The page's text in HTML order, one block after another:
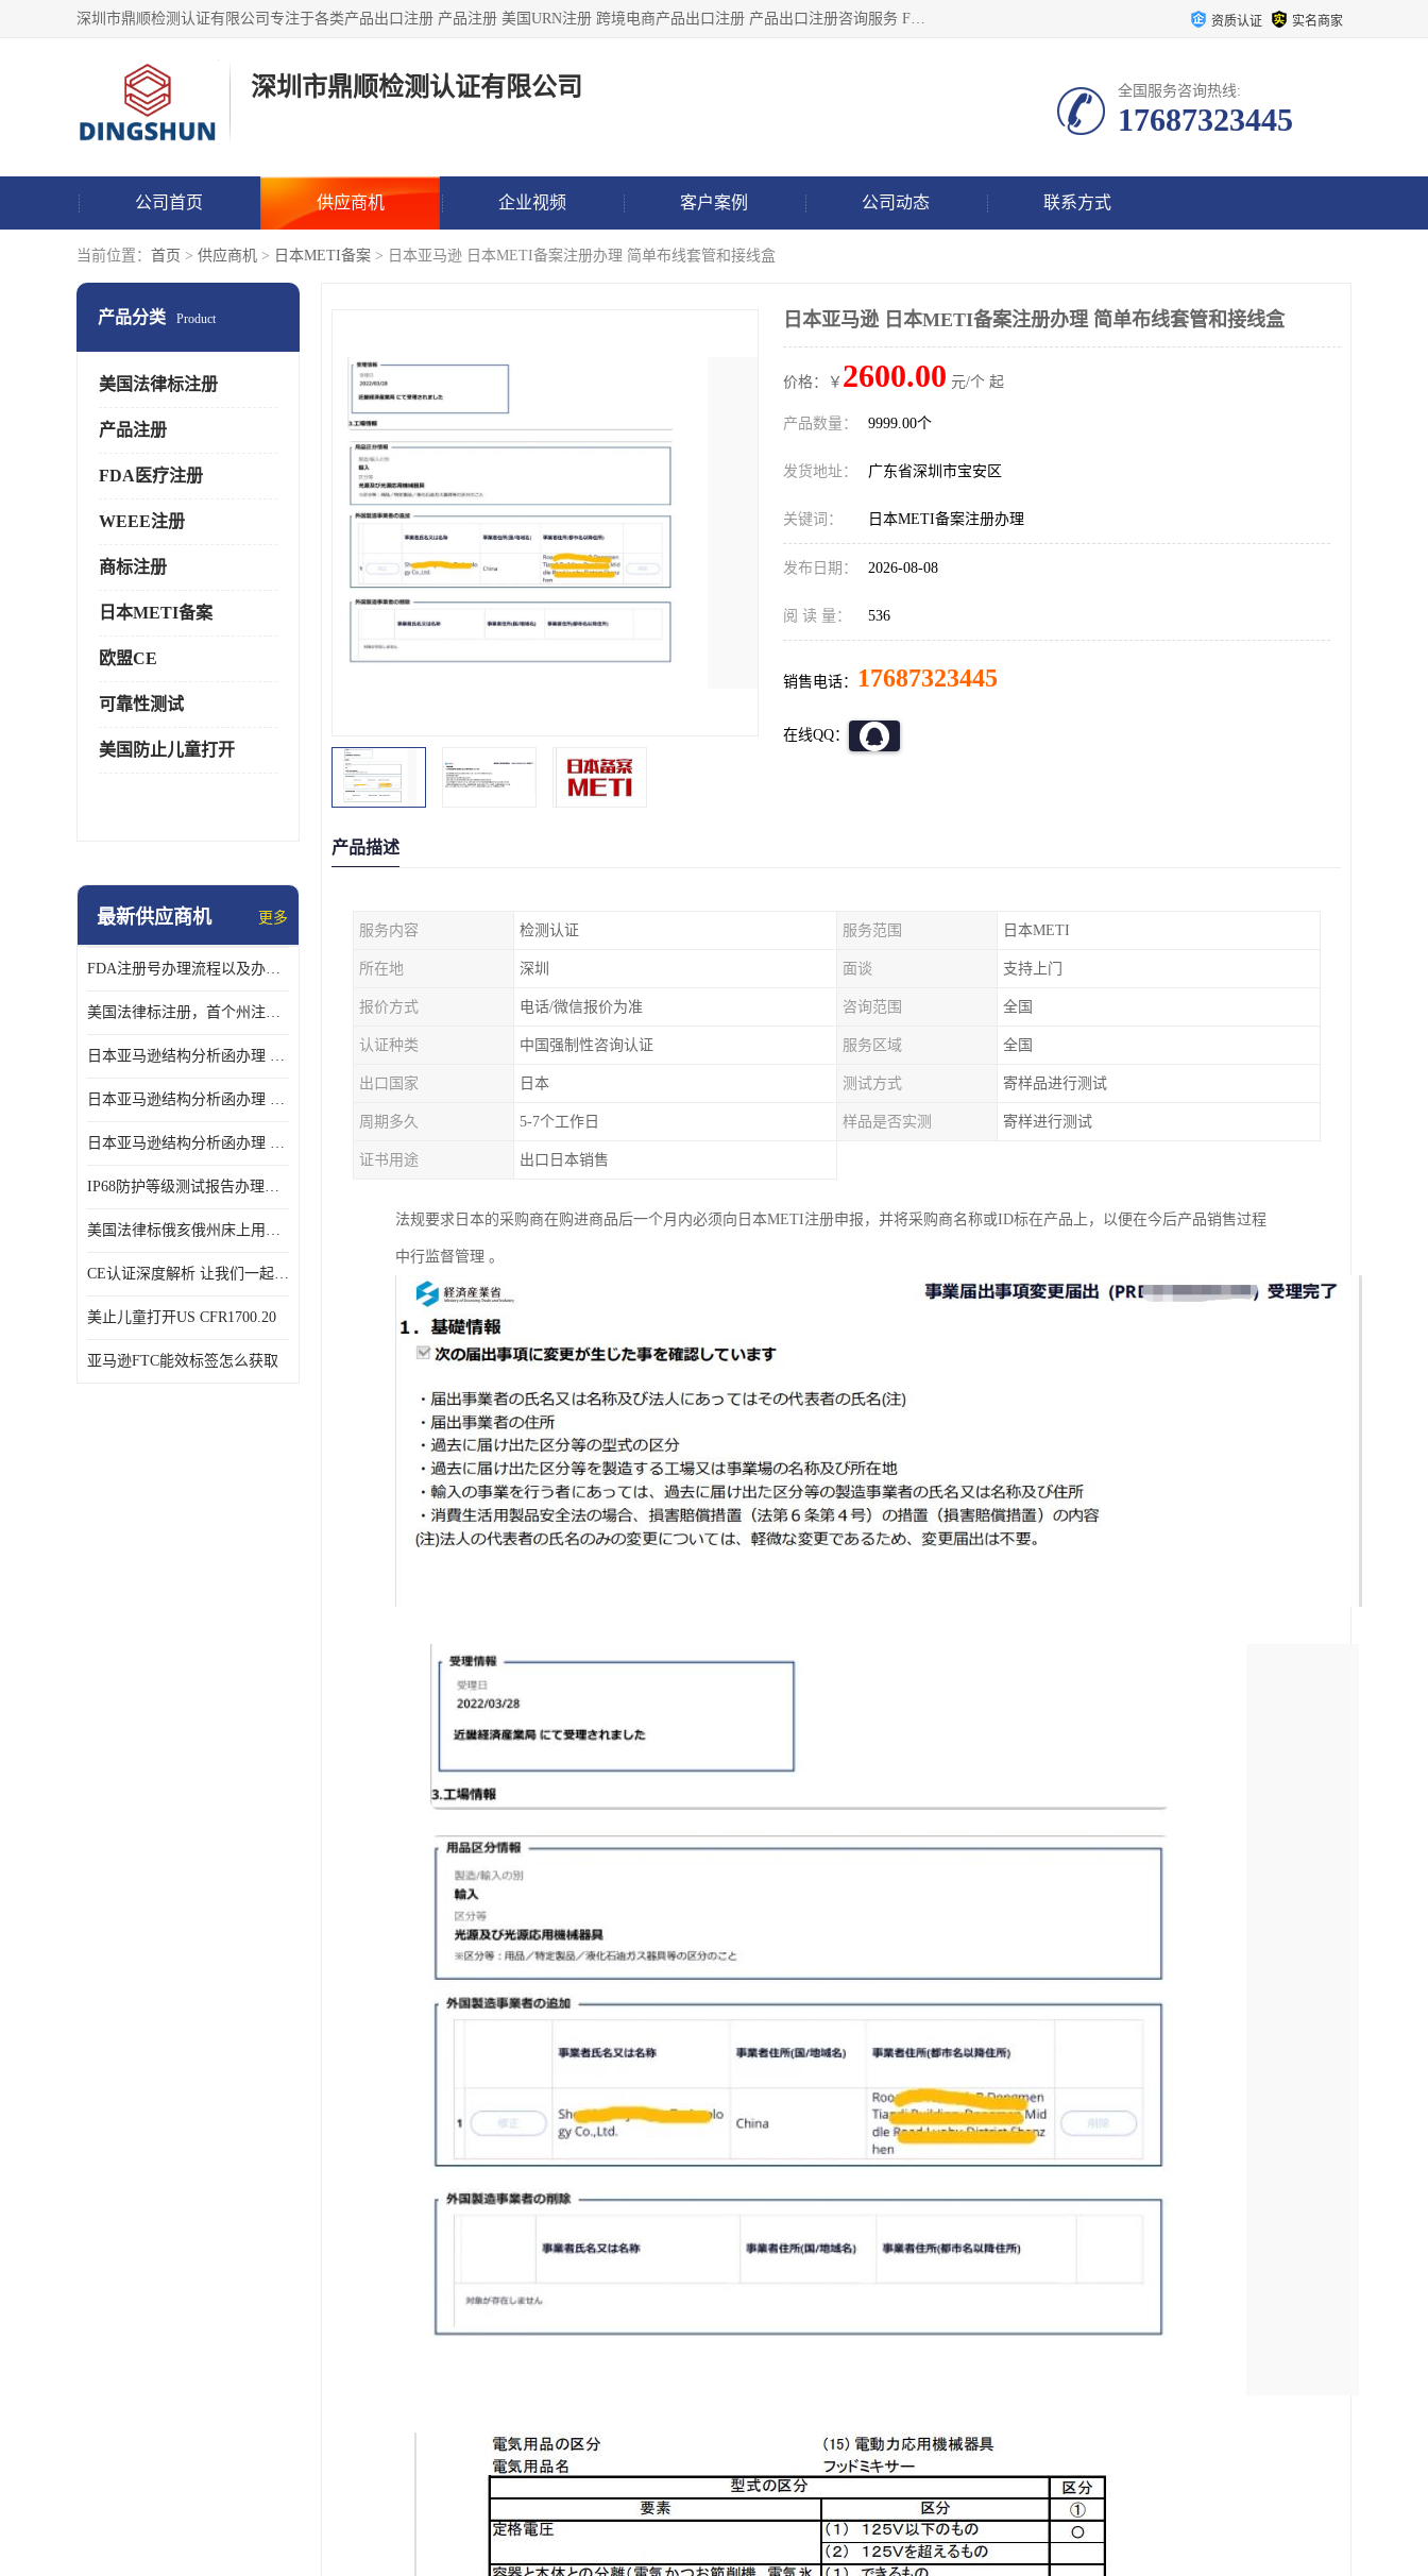
深圳市鼎顺检测认证有限公司专注于各类产品出口注册 产品注册 美国URN注册 跨境电商产品出口注册 产品出口注册咨询服务 FDA食品注册等我们是一家商务服务公司，为客户提供商标注册，本公司实力雄厚，能满足客户多种需求。 资质认证 实名商家
深圳市鼎顺检测认证有限公司 全国服务咨询热线:
17687323445
公司首页 供应商机 企业视频 客户案例 公司动态 联系方式
当前位置： 首页 > 供应商机 > 日本METI备案 > 日本亚马逊 日本METI备案注册办理 简单布线套管和接线盒
产品分类 Product
美国法律标注册
产品注册
FDA医疗注册
WEEE注册
商标注册
日本METI备案
欧盟CE
可靠性测试
美国防止儿童打开
最新供应商机 更多
FDA注册号办理流程以及办理周期是多久
美国法律标注册，首个州注册该如何选择
日本亚马逊结构分析函办理 日本亚马逊 电饭煲
日本亚马逊结构分析函办理 日本亚马逊 热水壶等；
日本亚马逊结构分析函办理 日本亚马逊 果汁搅拌机
IP68防护等级测试报告办理标准要求
美国法律标俄亥俄州床上用品许可证讲解！
CE认证深度解析 让我们一起来认识CE认证
美止儿童打开US CFR1700.20
亚马逊FTC能效标签怎么获取
日本亚马逊 日本METI备案注册办理 简单布线套管和接线盒
价格：￥ 2600.00 元/个 起
产品数量： 9999.00个
发货地址： 广东省深圳市宝安区
关键词： 日本METI备案注册办理
发布日期： 2026-08-08
阅 读 量： 536
销售电话： 17687323445
在线QQ：
产品描述
服务内容 检测认证 服务范围 日本METI
所在地 深圳 面谈 支持上门
报价方式 电话/微信报价为准 咨询范围 全国
认证种类 中国强制性咨询认证 服务区域 全国
出口国家 日本 测试方式 寄样品进行测试
周期多久 5-7个工作日 样品是否实测 寄样进行测试
证书用途 出口日本销售
法规要求日本的采购商在购进商品后一个月内必须向日本METI注册申报，并将采购商名称或ID标在产品上，以便在今后产品销售过程
中行监督管理 。